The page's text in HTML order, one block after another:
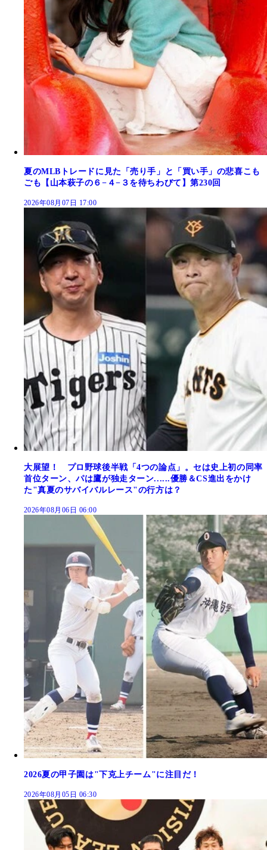
夏のMLBトレードに見た「売り手」と「買い手」の悲喜こも
ごも【山本萩子の６−４−３を待ちわびて】第230回
2026年08月07日 17:00
大展望！ プロ野球後半戦「4つの論点」。セは史上初の同率
首位ターン、パは鷹が独走ターン......優勝＆CS進出をかけ
た"真夏のサバイバルレース"の行方は？
2026年08月06日 06:00
2026夏の甲子園は"下克上チーム"に注目だ！
2026年08月05日 06:30